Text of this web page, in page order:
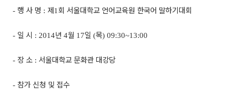
- 행 사 명 : 제1 회 서울대학교 언어교육원 한국어 말하기대회
- 일 시 : 2014년 4월 17일 (목) 09:30~13:00
- 장 소 : 서울대학교 문화관 대강당
- 참가 신청 및 접수